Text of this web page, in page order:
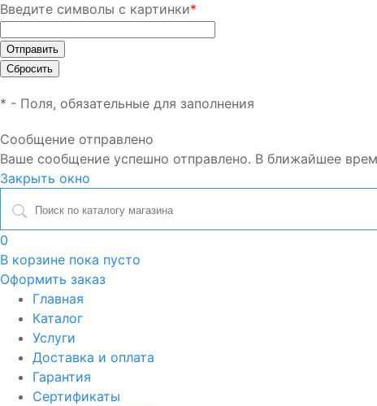
Введите символы с картинки*
* - Поля, обязательные для заполнения
Сообщение отправлено
Ваше сообщение успешно отправлено. В ближайшее
Закрыть окно
0
В корзине пока пусто
Оформить заказ
Главная
Каталог
Услуги
Доставка и оплата
Гарантия
Сертификаты